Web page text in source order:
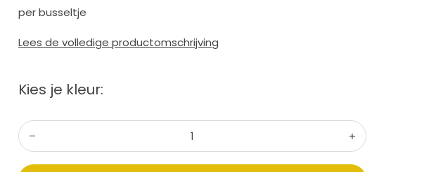
per busseltje
Lees de volledige productomschrijving
Kies je kleur: